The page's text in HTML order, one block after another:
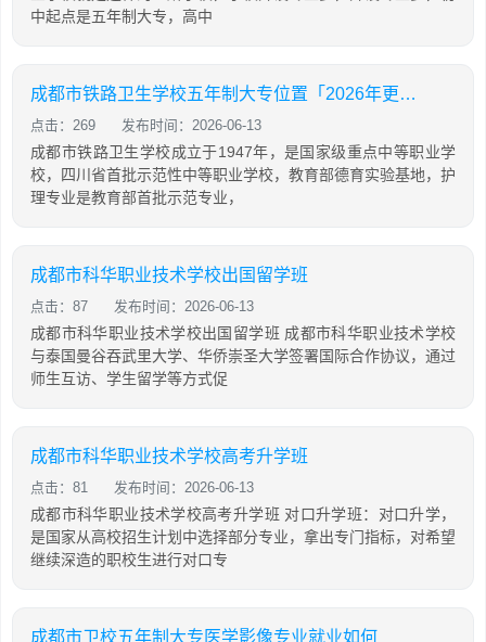
中起点是五年制大专，高中
成都市铁路卫生学校五年制大专位置「2026年更新」
点击：269 发布时间：2026-06-13
成都市铁路卫生学校成立于1947年，是国家级重点中等职业学
校，四川省首批示范性中等职业学校，教育部德育实验基地，护
理专业是教育部首批示范专业，
成都市科华职业技术学校出国留学班
点击：87 发布时间：2026-06-13
成都市科华职业技术学校出国留学班 成都市科华职业技术学校
与泰国曼谷吞武里大学、华侨崇圣大学签署国际合作协议，通过
师生互访、学生留学等方式促
成都市科华职业技术学校高考升学班
点击：81 发布时间：2026-06-13
成都市科华职业技术学校高考升学班 对口升学班：对口升学，
是国家从高校招生计划中选择部分专业，拿出专门指标，对希望
继续深造的职校生进行对口专
成都市卫校五年制大专医学影像专业就业如何